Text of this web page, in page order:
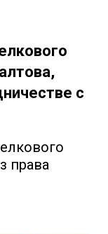
с
права